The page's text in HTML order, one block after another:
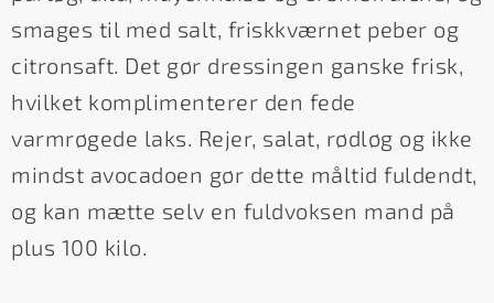
smages til med salt, friskkværnet peber og
citronsaft. Det gør dressingen ganske frisk,
hvilket komplimenterer den fede
varmrøgede laks. Rejer, salat, rødløg og ikke
mindst avocadoen gør dette måltid fuldendt,
og kan mætte selv en fuldvoksen mand på
plus 100 kilo.